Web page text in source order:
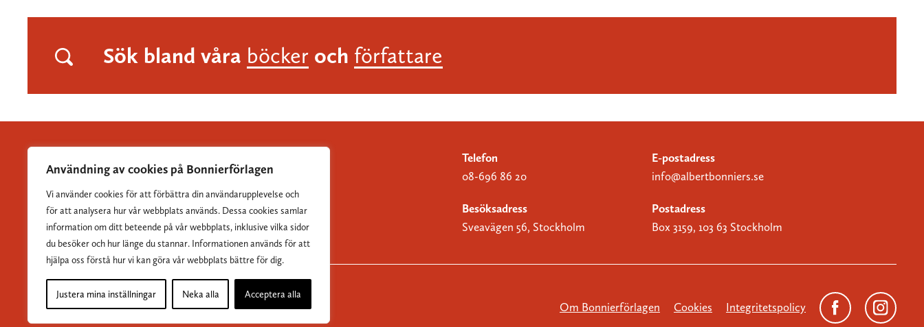
Användning av cookies på Bonnierförlagen
Vi använder cookies för att förbättra din användarupplevelse och
för att analysera hur vår webbplats används. Dessa cookies samlar
information om ditt beteende på vår webbplats, inklusive vilka sidor
du besöker och hur länge du stannar. Informationen används för att
hjälpa oss förstå hur vi kan göra vår webbplats bättre för dig.
Justera mina inställningar Neka alla Acceptera alla
Sök bland våra böcker och författare
Albert Bonniers Förlag grundades 1837 och är Sveriges
största skönlitterära förlag.
Telefon
08-696 86 20
E-postadress
info@albertbonniers.se
Besöksadress
Sveavägen 56, Stockholm
Postadress
Box 3159, 103 63 Stockholm
Om Bonnierförlagen Cookies Integritetspolicy